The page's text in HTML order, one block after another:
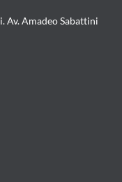
Av. Amadeo Sabattini